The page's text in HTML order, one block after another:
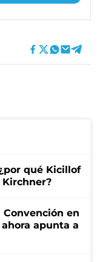
qué Kicillof
Convención en
apunta a